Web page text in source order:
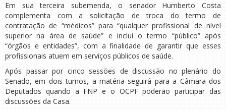
Em sua terceira subemenda, o senador Humberto Costa
complementa com a solicitação de troca do termo de
contratação de “médicos” para “qualquer profissional de nível
superior na área de saúde” e inclui o termo “público” após
“órgãos e entidades”, com a finalidade de garantir que esses
profissionais atuem em serviços públicos de saúde.
Após passar por cinco sessões de discussão no plenário do
Senado, em dois turnos, a matéria seguirá para a Câmara dos
Deputados quando a FNP e o OCPF poderão participar das
discussões da Casa.